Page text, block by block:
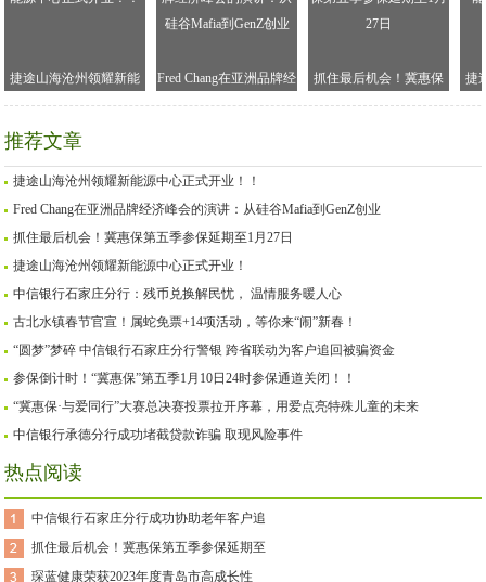
捷途山海沧州领耀新能
源中心正式开业！！
Fred Chang在亚洲品牌经
济峰会的演讲：从硅谷
抓住最后机会！冀惠保
第五季参保延期至1月27
捷
推荐文章
捷途山海沧州领耀新能源中心正式开业！！
Fred Chang在亚洲品牌经济峰会的演讲：从硅谷Mafia到GenZ创业
抓住最后机会！冀惠保第五季参保延期至1月27日
捷途山海沧州领耀新能源中心正式开业！
中信银行石家庄分行：残币兑换解民忧， 温情服务暖人心
古北水镇春节官宣！属蛇免票+14项活动，等你来“闹”新春！
“圆梦”梦碎 中信银行石家庄分行警银 跨省联动为客户追回被骗资金
参保倒计时！“冀惠保”第五季1月10日24时参保通道关闭！！
“冀惠保·与爱同行”大赛总决赛投票拉开序幕，用爱点亮特殊儿童的未来
中信银行承德分行成功堵截贷款诈骗 取现风险事件
热点阅读
中信银行石家庄分行成功协助老年客户追
抓住最后机会！冀惠保第五季参保延期至
琛蓝健康荣获2023年度青岛市高成长性